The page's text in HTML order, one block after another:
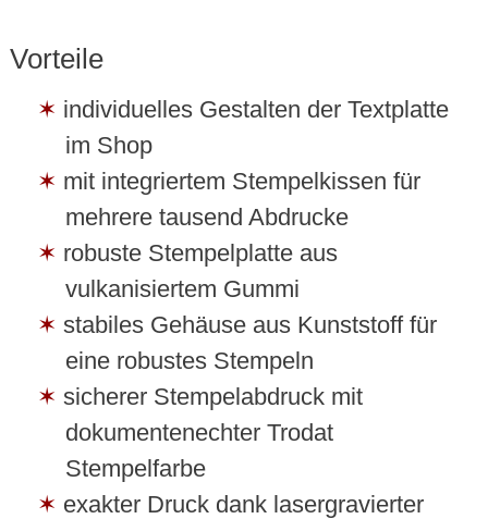
Vorteile
individuelles Gestalten der Textplatte
im Shop
mit integriertem Stempelkissen für
mehrere tausend Abdrucke
robuste Stempelplatte aus
vulkanisiertem Gummi
stabiles Gehäuse aus Kunststoff für
eine robustes Stempeln
sicherer Stempelabdruck mit
dokumentenechter Trodat
Stempelfarbe
exakter Druck dank lasergravierter